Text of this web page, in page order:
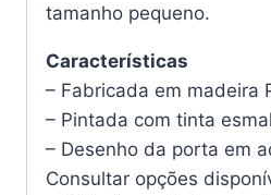
tamanho pequeno.
Características
– Fabricada em madeira
– Pintada com tinta
– Desenho da porta em
Consultar opções